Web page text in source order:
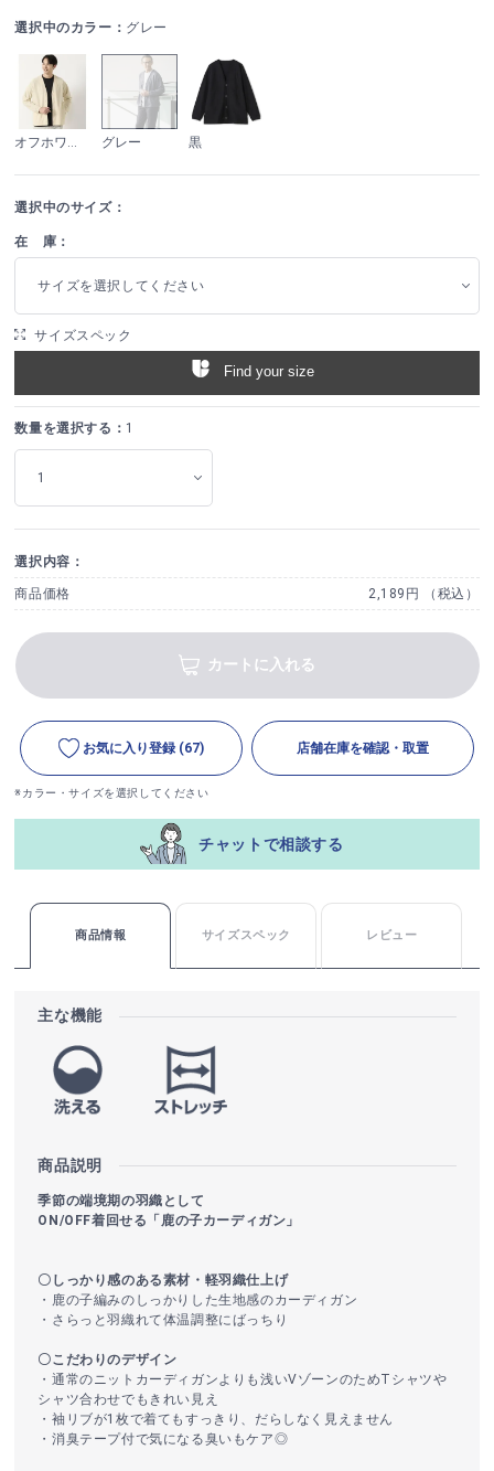
選択中のカラー： グレー
オフホワイト グレー 黒
選択中のサイズ：
在 庫：
サイズを選択してください
サイズスペック
Find your size
数量を選択する： 1
選択内容：
商品価格 2,189円 （税込）
カートに入れる
お気に入り登録 (67) 店舗在庫を確認・取置
※カラー・サイズを選択してください
チャットで相談する
商品情報 サイズスペック レビュー
主な機能
商品説明
季節の端境期の羽織として
ON/OFF着回せる「鹿の子カーディガン」
〇しっかり感のある素材・軽羽織仕上げ
・鹿の子編みのしっかりした生地感のカーディガン
・さらっと羽織れて体温調整にばっちり
〇こだわりのデザイン
・通常のニットカーディガンよりも浅いVゾーンのためTシャツや
シャツ合わせでもきれい見え
・袖リブが1枚で着てもすっきり、だらしなく見えません
・消臭テープ付で気になる臭いもケア◎